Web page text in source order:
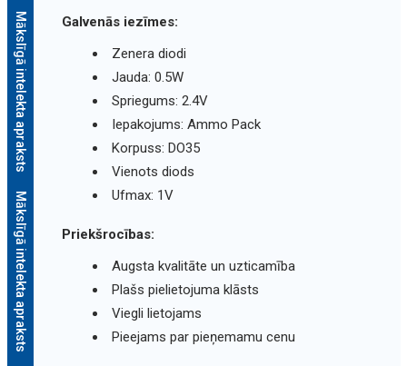
Mākslīgā intelekta apraksts
Mākslīgā intelekta apraksts
Galvenās iezīmes:
Zenera diodi
Jauda: 0.5W
Spriegums: 2.4V
Iepakojums: Ammo Pack
Korpuss: DO35
Vienots diods
Ufmax: 1V
Priekšrocības:
Augsta kvalitāte un uzticamība
Plašs pielietojuma klāsts
Viegli lietojams
Pieejams par pieņemamu cenu